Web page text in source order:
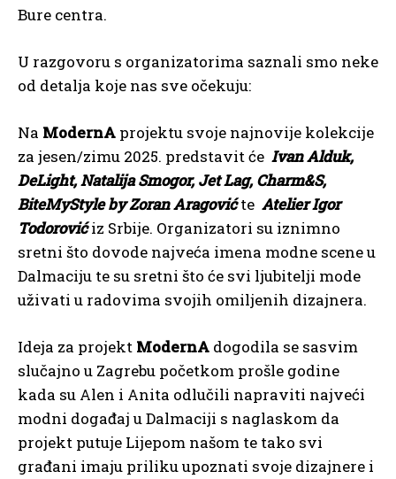
Bure centra.
U razgovoru s organizatorima saznali smo neke
od detalja koje nas sve očekuju:
Na ModernA projektu svoje najnovije kolekcije
za jesen/zimu 2025. predstavit će Ivan Alduk,
DeLight, Natalija Smogor, Jet Lag, Charm&S,
BiteMyStyle by ZoranAragovićte Atelier Igor
Todorovićiz Srbije. Organizatori su iznimno
sretni što dovode najveća imena modne scene u
Dalmaciju te su sretni što će svi ljubitelji mode
uživati u radovima svojih omiljenih dizajnera.
Ideja za projekt ModernA dogodila se sasvim
slučajno u Zagrebu početkom prošle godine
kada su Alen i Anita odlučili napraviti najveći
modni događaj u Dalmaciji s naglaskom da
projekt putuje Lijepom našom te tako svi
građani imaju priliku upoznati svoje dizajnere i